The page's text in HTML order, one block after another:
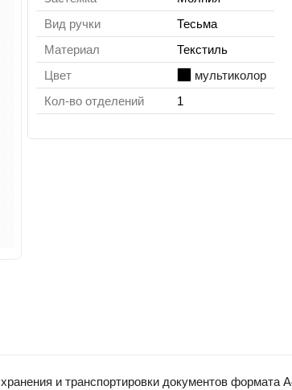
Вид ручки
Тесьма
Материал
Текстиль
Цвет
мультиколор
Кол-во отделений
1
и транспортировки документов формата